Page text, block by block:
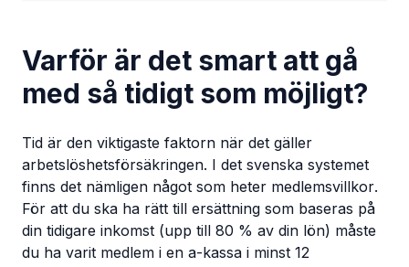
Varför är det smart att gå
med så tidigt som möjligt?
Tid är den viktigaste faktorn när det gäller
arbetslöshetsförsäkringen. I det svenska systemet
finns det nämligen något som heter medlemsvillkor.
För att du ska ha rätt till ersättning som baseras på
din tidigare inkomst (upp till 80 % av din lön) måste
du ha varit medlem i en a-kassa i minst 12